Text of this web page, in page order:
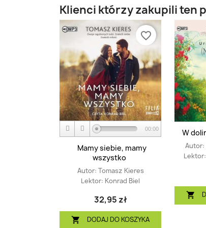
Klienci którzy zakupili ten
00:00
Mamy siebie, mamy
wszystko
Autor: Tomasz Kieres
Lektor: Konrad Biel
32,95 zł
 DODAJ DO KOSZYKA
favorite_border
W
Autor:
Lektor:
